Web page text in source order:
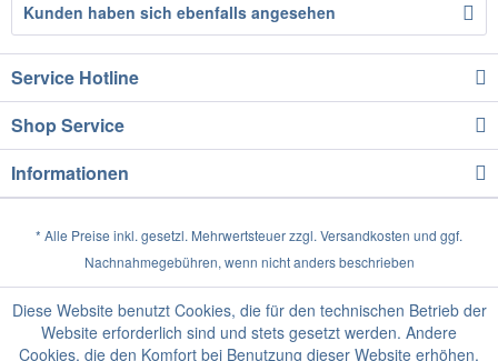
Kunden haben sich ebenfalls angesehen
Service Hotline
Shop Service
Informationen
* Alle Preise inkl. gesetzl. Mehrwertsteuer zzgl. Versandkosten und ggf.
Nachnahmegebühren, wenn nicht anders beschrieben
Diese Website benutzt Cookies, die für den technischen Betrieb der
Website erforderlich sind und stets gesetzt werden. Andere
Cookies, die den Komfort bei Benutzung dieser Website erhöhen,